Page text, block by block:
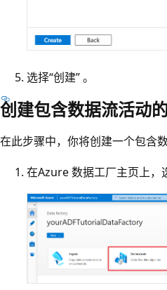
选择“创建” 。
创建包含数据流活动
在此步骤中，你将创建一个包含
在Azure 数据工厂主页上，